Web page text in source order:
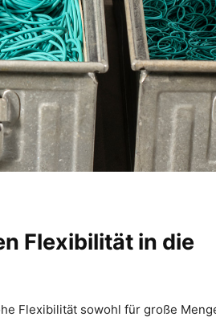
Flexibilität in die
Flexibilität sowohl für große